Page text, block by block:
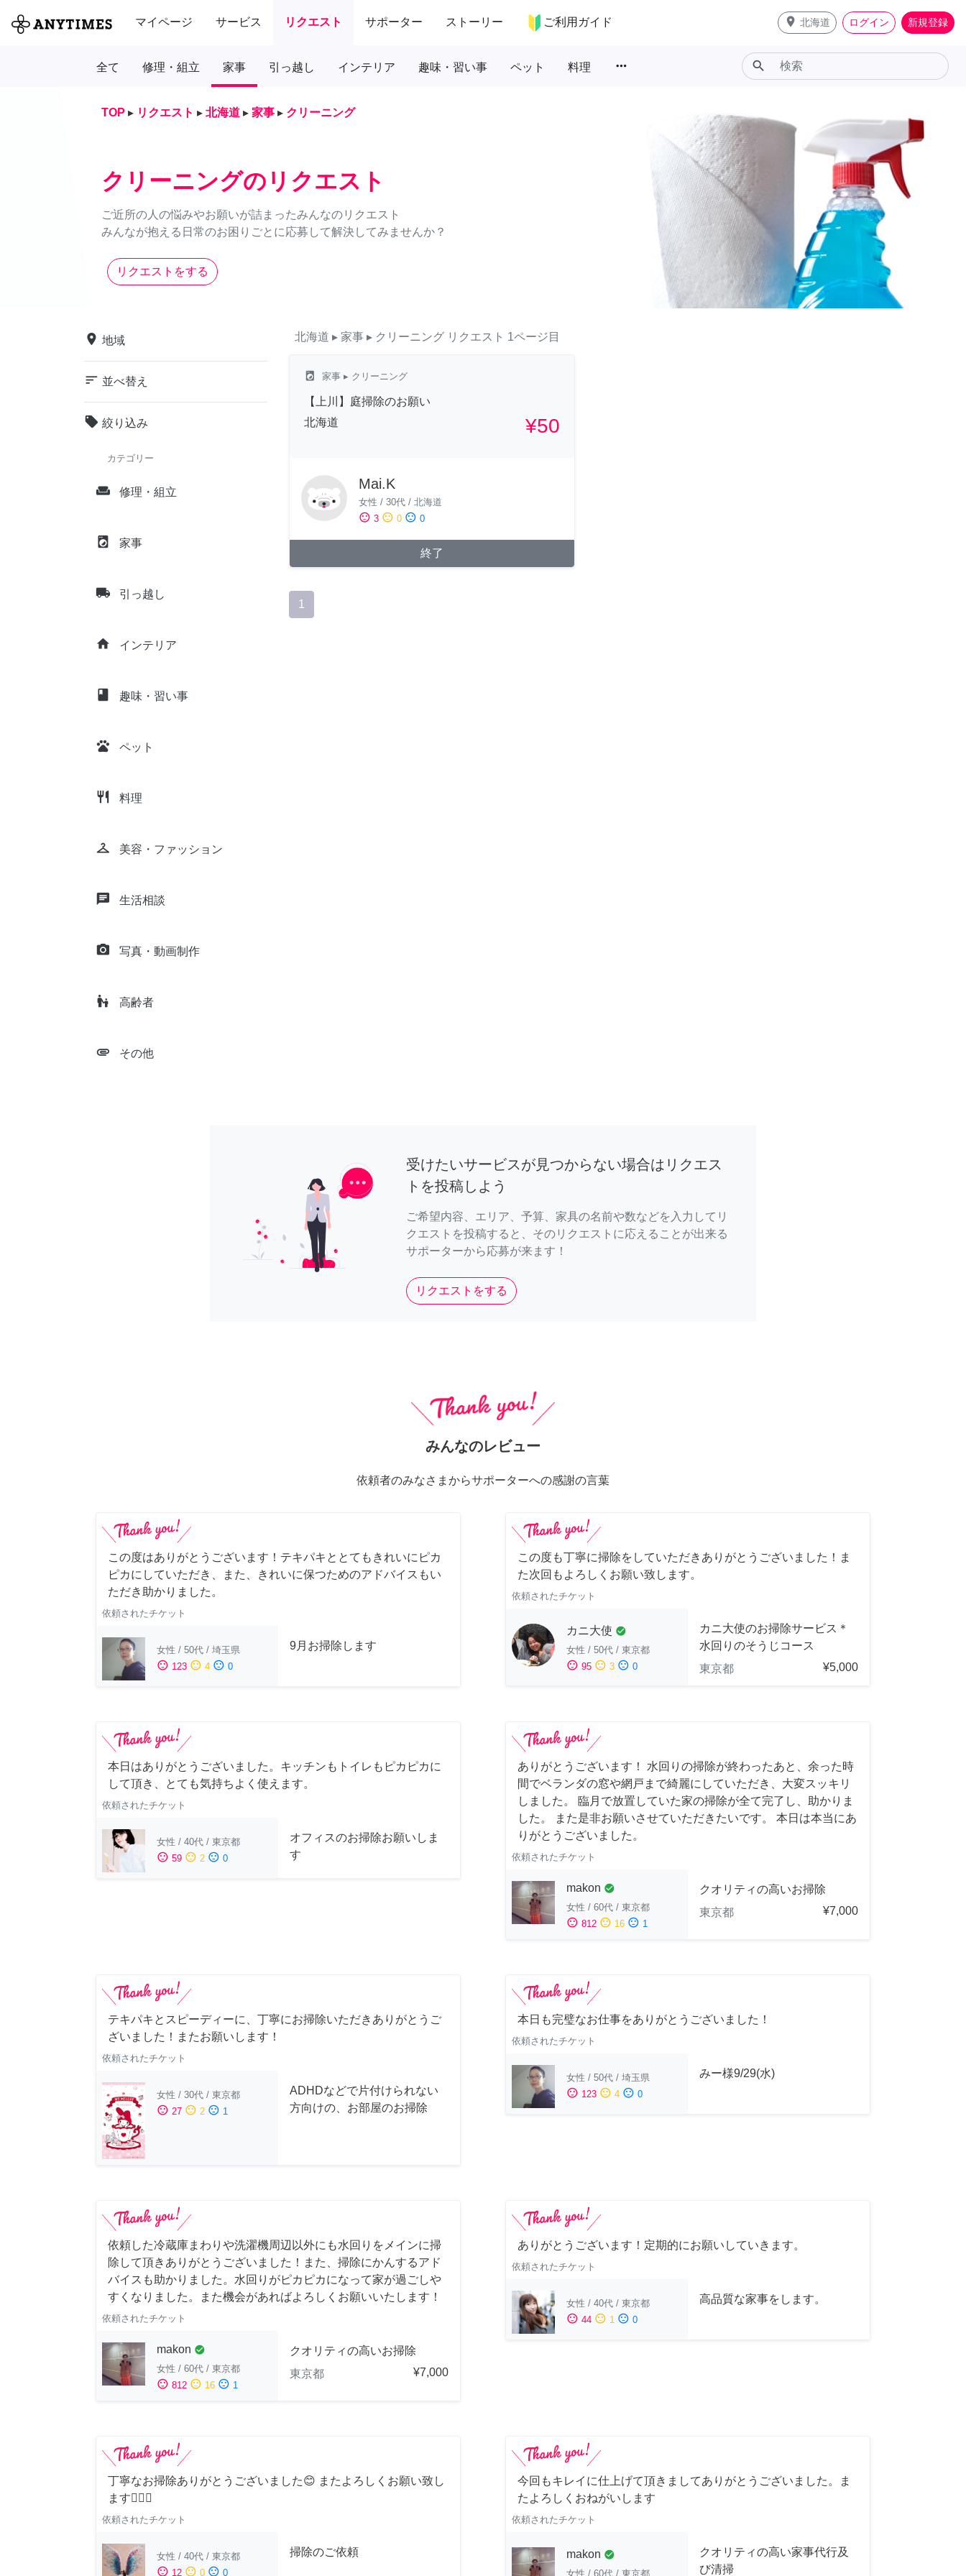
マイページ サービス リクエスト サポーター ストーリー ご利用ガイド place 北海道 ログイン 新規登録
全て 修理・組立 家事 引っ越し インテリア 趣味・習い事 ペット 料理 more_horiz search
TOP ▸ リクエスト ▸ 北海道 ▸ 家事 ▸ クリーニング
クリーニングのリクエスト
ご近所の人の悩みやお願いが詰まったみんなのリクエスト
みんなが抱える日常のお困りごとに応募して解決してみませんか？
リクエストをする
place 地域
sort 並べ替え
local_offer 絞り込み
カテゴリー
weekend 修理・組立
local_laundry_service 家事
local_shipping 引っ越し
home インテリア
class 趣味・習い事
pets ペット
restaurant 料理
checkroom 美容・ファッション
chat 生活相談
camera_alt 写真・動画制作
escalator_warning 高齢者
attachment その他
北海道 ▸ 家事 ▸ クリーニング リクエスト 1ページ目
local_laundry_service 家事 ▸ クリーニング
【上川】庭掃除のお願い
北海道
¥50
Mai.K
女性 / 30代 / 北海道
sentiment_satisfied 3 sentiment_neutral 0 sentiment_dissatisfied 0
終了
1
受けたいサービスが見つからない場合はリクエス
トを投稿しよう
ご希望内容、エリア、予算、家具の名前や数などを入力してリ
クエストを投稿すると、そのリクエストに応えることが出来る
サポーターから応募が来ます！
リクエストをする
みんなのレビュー
依頼者のみなさまからサポーターへの感謝の言葉
この度はありがとうございます！テキパキととてもきれいにピカ
ピカにしていただき、また、きれいに保つためのアドバイスもい
ただき助かりました。
依頼されたチケット
女性 / 50代 / 埼玉県
sentiment_satisfied 123 sentiment_neutral 4 sentiment_dissatisfied 0
9月お掃除します
この度も丁寧に掃除をしていただきありがとうございました！ま
た次回もよろしくお願い致します。
依頼されたチケット
カニ大使 check_circle
女性 / 50代 / 東京都
sentiment_satisfied 95 sentiment_neutral 3 sentiment_dissatisfied 0
カニ大使のお掃除サービス＊
水回りのそうじコース
東京都
¥5,000
本日はありがとうございました。キッチンもトイレもピカピカに
して頂き、とても気持ちよく使えます。
依頼されたチケット
女性 / 40代 / 東京都
sentiment_satisfied 59 sentiment_neutral 2 sentiment_dissatisfied 0
オフィスのお掃除お願いしま
す
ありがとうございます！ 水回りの掃除が終わったあと、余った時
間でベランダの窓や網戸まで綺麗にしていただき、大変スッキリ
しました。 臨月で放置していた家の掃除が全て完了し、助かりま
した。 また是非お願いさせていただきたいです。 本日は本当にあ
りがとうございました。
依頼されたチケット
makon check_circle
女性 / 60代 / 東京都
sentiment_satisfied 812 sentiment_neutral 16 sentiment_dissatisfied 1
クオリティの高いお掃除
東京都
¥7,000
テキパキとスピーディーに、丁寧にお掃除いただきありがとうご
ざいました！またお願いします！
依頼されたチケット
女性 / 30代 / 東京都
sentiment_satisfied 27 sentiment_neutral 2 sentiment_dissatisfied 1
ADHDなどで片付けられない
方向けの、お部屋のお掃除
本日も完璧なお仕事をありがとうございました！
依頼されたチケット
女性 / 50代 / 埼玉県
sentiment_satisfied 123 sentiment_neutral 4 sentiment_dissatisfied 0
みー様9/29(水)
依頼した冷蔵庫まわりや洗濯機周辺以外にも水回りをメインに掃
除して頂きありがとうございました！また、掃除にかんするアド
バイスも助かりました。水回りがピカピカになって家が過ごしや
すくなりました。また機会があればよろしくお願いいたします！
依頼されたチケット
makon check_circle
女性 / 60代 / 東京都
sentiment_satisfied 812 sentiment_neutral 16 sentiment_dissatisfied 1
クオリティの高いお掃除
東京都
¥7,000
ありがとうございます！定期的にお願いしていきます。
依頼されたチケット
女性 / 40代 / 東京都
sentiment_satisfied 44 sentiment_neutral 1 sentiment_dissatisfied 0
高品質な家事をします。
丁寧なお掃除ありがとうございました😊 またよろしくお願い致し
ます🙆‍♀️✨
依頼されたチケット
女性 / 40代 / 東京都
sentiment_satisfied 12 sentiment_neutral 0 sentiment_dissatisfied 0
掃除のご依頼
今回もキレイに仕上げて頂きましてありがとうございました。ま
たよろしくおねがいします
依頼されたチケット
makon check_circle
女性 / 60代 / 東京都
クオリティの高い家事代行及
び清掃